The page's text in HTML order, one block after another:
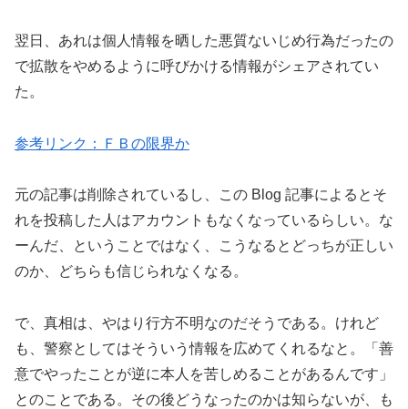
翌日、あれは個人情報を晒した悪質ないじめ行為だったの
で拡散をやめるように呼びかける情報がシェアされてい
た。
参考リンク：ＦＢの限界か
元の記事は削除されているし、この Blog 記事によるとそ
れを投稿した人はアカウントもなくなっているらしい。な
ーんだ、ということではなく、こうなるとどっちが正しい
のか、どちらも信じられなくなる。
で、真相は、やはり行方不明なのだそうである。けれど
も、警察としてはそういう情報を広めてくれるなと。「善
意でやったことが逆に本人を苦しめることがあるんです」
とのことである。その後どうなったのかは知らないが、も